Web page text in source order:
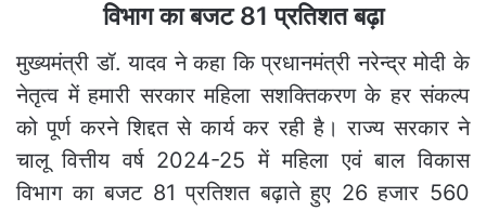
विभाग का बजट 81 प्रतिशत बढ़ा
मुख्यमंत्री डॉ. यादव ने कहा कि प्रधानमंत्री नरेन्द्र मोदी के
नेतृत्व में हमारी सरकार महिला सशक्तिकरण के हर संकल्प
को पूर्ण करने शिद्दत से कार्य कर रही है। राज्य सरकार ने
चालू वित्तीय वर्ष 2024-25 में महिला एवं बाल विकास
विभाग का बजट 81 प्रतिशत बढ़ाते हुए 26 हजार 560